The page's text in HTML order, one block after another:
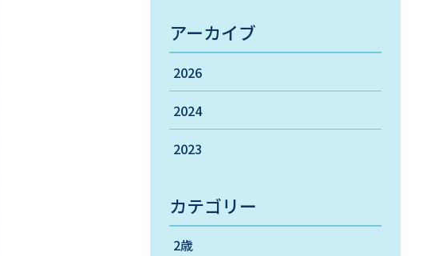
アーカイブ
2026
2024
2023
カテゴリー
2歳